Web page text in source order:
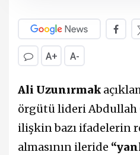
A+ A-
Ali Uzunırmak
örgütü lideri Abdullah
ilişkin bazı ifadelerin
almasının ileride